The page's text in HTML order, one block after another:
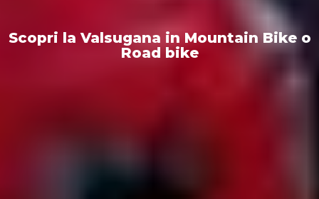
Scopri la Valsugana in Mountain Bike o
Road bike